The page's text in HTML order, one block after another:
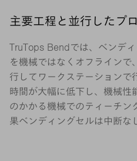
主要工程と並行したプ
TruTops Bendでは、ベンデ
を機械ではなくオフラインで
行してワークステーションで
時間が大幅に低下し、機械性
のかかる機械でのティーチン
果ベンディングセルは中断な